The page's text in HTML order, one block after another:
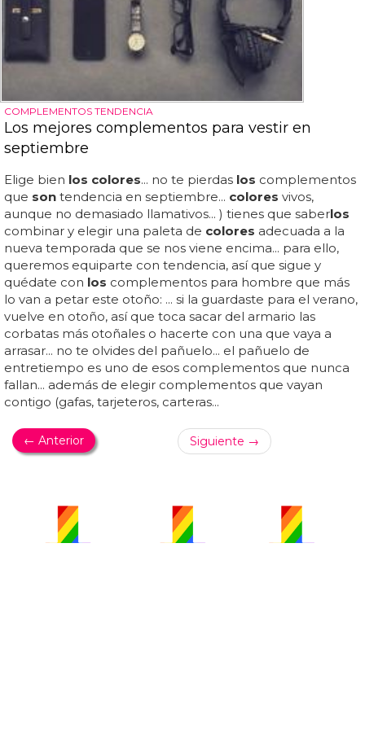
COMPLEMENTOS TENDENCIA
Los mejores complementos para vestir en
septiembre
Elige bien los colores... no te pierdas los complementos
que son tendencia en septiembre... colores vivos,
aunque no demasiado llamativos... ) tienes que saberlos
combinar y elegir una paleta de colores adecuada a la
nueva temporada que se nos viene encima... para ello,
queremos equiparte con tendencia, así que sigue y
quédate con los complementos para hombre que más
lo van a petar este otoño: ... si la guardaste para el verano,
vuelve en otoño, así que toca sacar del armario las
corbatas más otoñales o hacerte con una que vaya a
arrasar... no te olvides del pañuelo... el pañuelo de
entretiempo es uno de esos complementos que nunca
fallan... además de elegir complementos que vayan
contigo (gafas, tarjeteros, carteras...
← Anterior Siguiente →